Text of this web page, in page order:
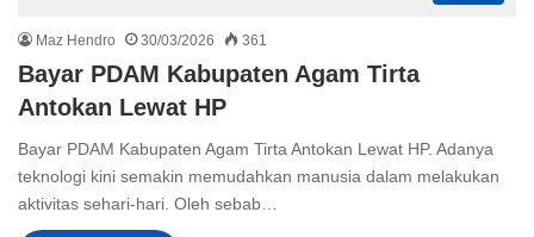
Maz Hendro 30/03/2026 361
Bayar PDAM Kabupaten Agam Tirta
Antokan Lewat HP
Bayar PDAM Kabupaten Agam Tirta Antokan Lewat HP. Adanya
teknologi kini semakin memudahkan manusia dalam melakukan
aktivitas sehari-hari. Oleh sebab…